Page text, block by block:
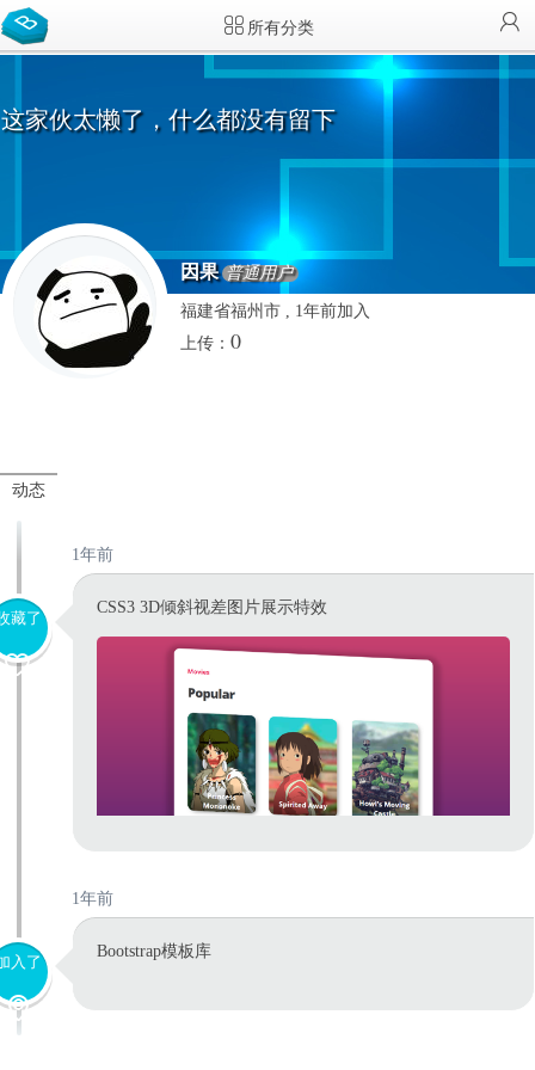
所有分类
这家伙太懒了，什么都没有留下
因果 普通用户
福建省福州市 , 1年前加入
上传： 0
动态
1年前
藏了
CSS3 3D倾斜视差图片展示特效
1年前
入了
Bootstrap模板库